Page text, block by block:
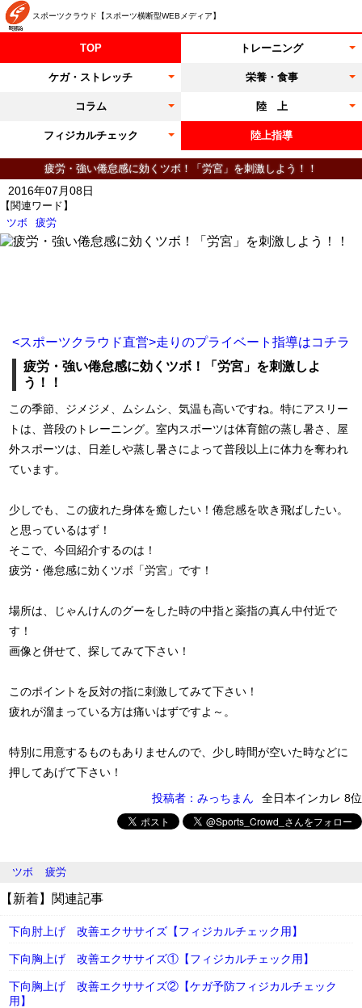
スポーツクラウド【スポーツ横断型WEBメディア】
TOP トレーニング
ケガ・ストレッチ 栄養・食事
コラム 陸 上
フィジカルチェック 陸上指導
疲労・強い倦怠感に効くツボ！「労宮」を刺激しよう！！
【関連ワード】
ツボ
疲労
2016年07月08日
<スポーツクラウド直営>走りのプライベート指導はコチラ
疲労・強い倦怠感に効くツボ！「労宮」を刺激しよ
う！！
この季節、ジメジメ、ムシムシ、気温も高いですね。特にアスリー
トは、普段のトレーニング。室内スポーツは体育館の蒸し暑さ、屋
外スポーツは、日差しや蒸し暑さによって普段以上に体力を奪われ
ています。
少しでも、この疲れた身体を癒したい！倦怠感を吹き飛ばしたい。
と思っているはず！
そこで、今回紹介するのは！
疲労・倦怠感に効くツボ「労宮」です！
場所は、じゃんけんのグーをした時の中指と薬指の真ん中付近で
す！
画像と併せて、探してみて下さい！
このポイントを反対の指に刺激してみて下さい！
疲れが溜まっている方は痛いはずですよ～。
特別に用意するものもありませんので、少し時間が空いた時などに
押してあげて下さい！
投稿者：みっちまん
全日本インカレ 8位
ツボ 疲労
【新着】関連記事
下向肘上げ 改善エクササイズ【フィジカルチェック用】
下向胸上げ 改善エクササイズ①【フィジカルチェック用】
下向胸上げ 改善エクササイズ②【ケガ予防フィジカルチェック
用】